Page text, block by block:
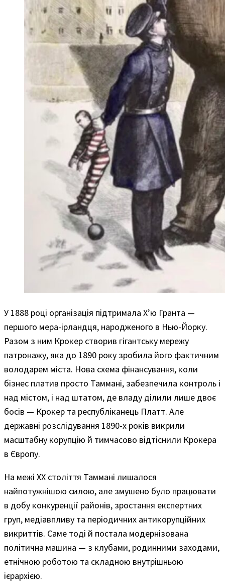
У 1888 році організація підтримала Х’ю Гранта —
першого мера-ірландця, народженого в Нью-Йорку.
Разом з ним Крокер створив гігантську мережу
патронажу, яка до 1890 року зробила його фактичним
володарем міста. Нова схема фінансування, коли
бізнес платив просто Таммані, забезпечила контроль і
над містом, і над штатом, де владу ділили лише двоє
босів — Крокер та республіканець Платт. Але
державні розслідування 1890-х років викрили
масштабну корупцію й тимчасово відтіснили Крокера
в Європу.
На межі ХХ століття Таммані лишалося
найпотужнішою силою, але змушено було працювати
в добу конкуренції районів, зростання експертних
груп, медіавпливу та періодичних антикорупційних
викриттів. Саме тоді й постала модернізована
політична машина — з клубами, родинними заходами,
етнічною роботою та складною внутрішньою
ієрархією.